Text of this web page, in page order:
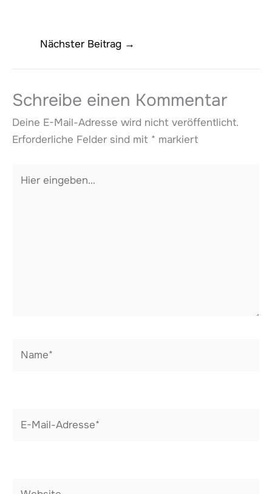
Nächster Beitrag →
Schreibe einen Kommentar
Deine E-Mail-Adresse wird nicht veröffentlicht.
Erforderliche Felder sind mit * markiert
eingeben…